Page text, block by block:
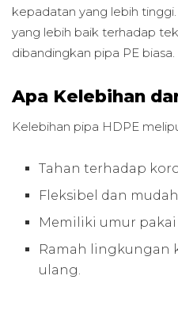
kepadatan yang lebih
yang lebih baik terhadap
dibandingkan pipa PE biasa.
Apa Kelebihan
Kelebihan pipa HDPE
Tahan terhadap
Fleksibel dan
Memiliki umur
Ramah lingkungan
ulang.